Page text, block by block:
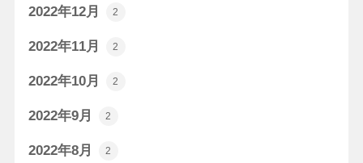
2022年12月 2
2022年11月 2
2022年10月 2
2022年9月 2
2022年8月 2